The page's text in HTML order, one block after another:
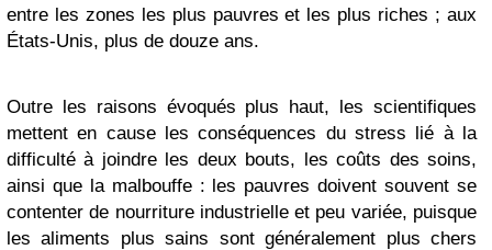
entre les zones les plus pauvres et les plus riches ; aux
États-Unis, plus de douze ans.
Outre les raisons évoqués plus haut, les scientifiques
mettent en cause les conséquences du stress lié à la
difficulté à joindre les deux bouts, les coûts des soins,
ainsi que la malbouffe : les pauvres doivent souvent se
contenter de nourriture industrielle et peu variée, puisque
les aliments plus sains sont généralement plus chers